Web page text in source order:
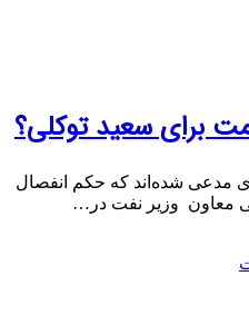
برای سعید توکلی؟
مدعی شده‌اند که حکم انفصال
معاون ‌ وزیر نفت⁩ در…